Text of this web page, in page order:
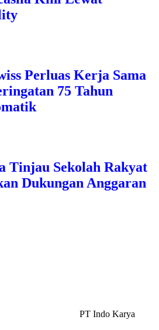
Perluas Kerja Sama
75 Tahun
Tinjau Sekolah Rakyat
Dukungan Anggaran
PT Indo Karya